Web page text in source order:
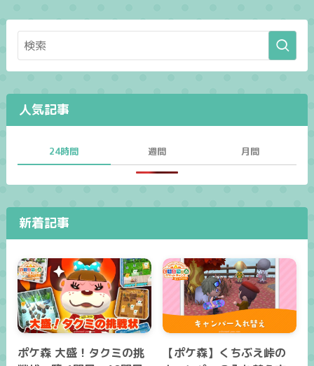
人気記事
24時間 週間 月間
新着記事
ポケ森 大盛！タクミの挑
【ポケ森】くちぶえ峠の